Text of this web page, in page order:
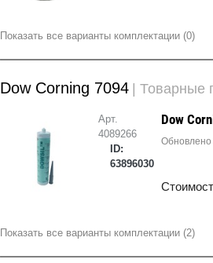
Показать все варианты комплектации (0)
Dow Corning 7094 | Товарные
Арт.
4089266
ID:
63896030
Dow
Обновлено
Показать все варианты комплектации (2)